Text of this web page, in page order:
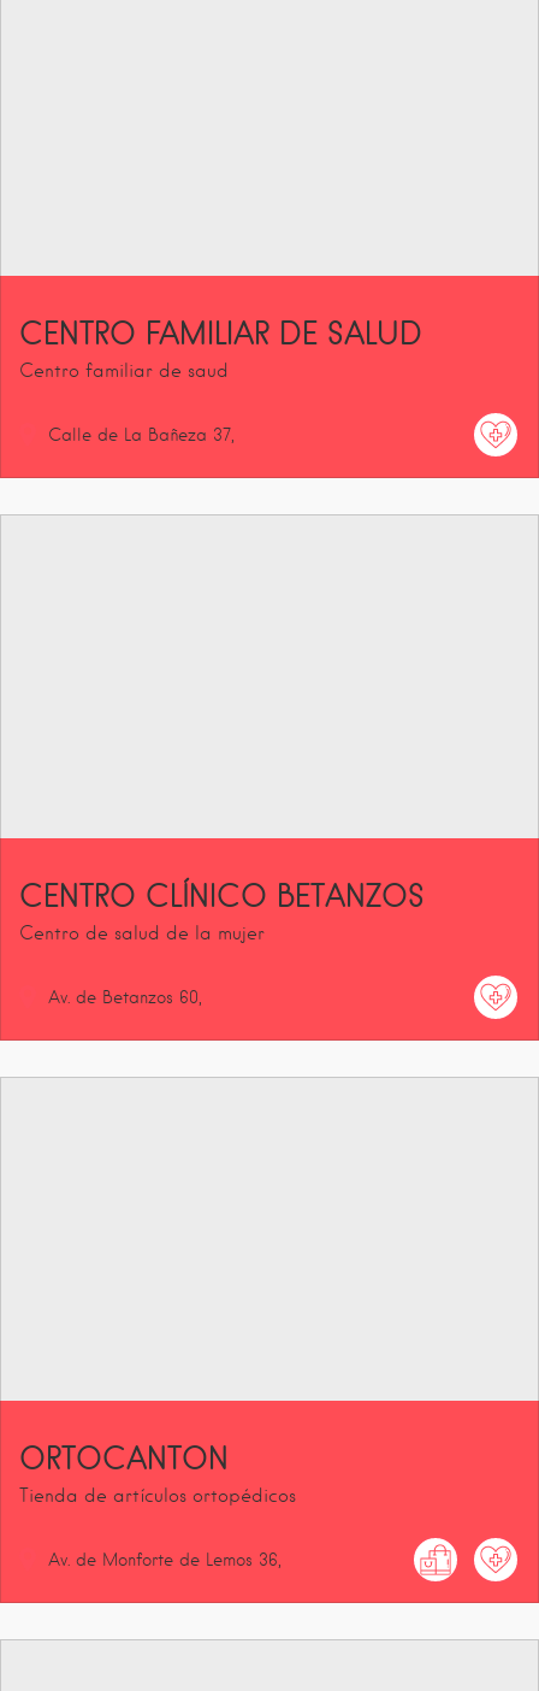
CENTRO FAMILIAR DE SALUD
Centro familiar de saud
Calle de La Bañeza 37
CENTRO CLÍNICO BETANZOS
Centro de salud de la mujer
Av. de Betanzos 60
ORTOCANTON
Tienda de artículos ortopédicos
Av. de Monforte de Lemos 36